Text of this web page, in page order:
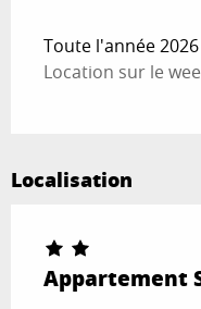
Toute l'année
Location sur le
Localisation
Appartement